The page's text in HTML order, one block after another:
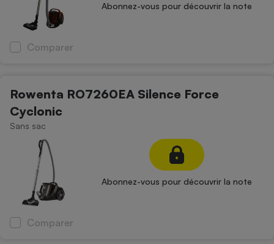
Abonnez-vous pour découvrir la note
Comparer
Rowenta RO7260EA Silence Force
Cyclonic
Sans sac
Abonnez-vous pour découvrir la note
Comparer